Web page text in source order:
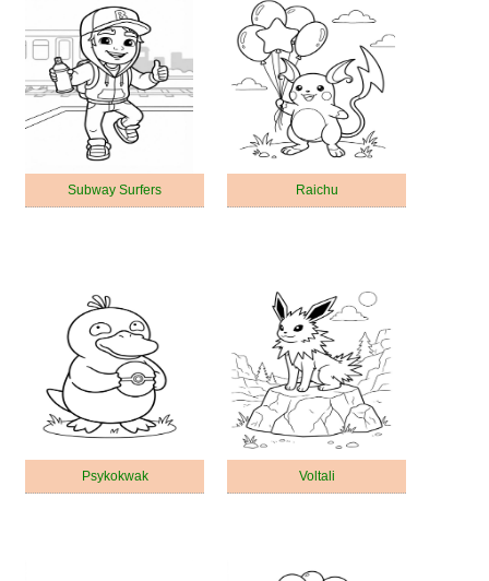
Subway Surfers Raichu
Psykokwak Voltali